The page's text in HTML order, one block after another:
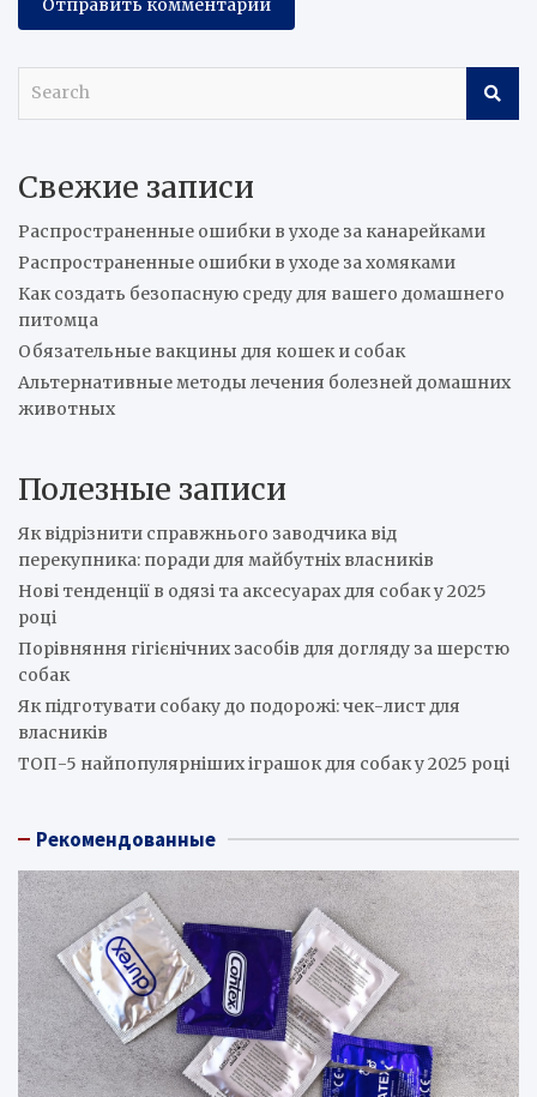
c
Свежие записи
Распространенные ошибки в уходе за канарейками
Распространенные ошибки в уходе за хомяками
Как создать безопасную среду для вашего домашнего
питомца
Обязательные вакцины для кошек и собак
Альтернативные методы лечения болезней домашних
животных
Полезные записи
Як відрізнити справжнього заводчика від
перекупника: поради для майбутніх власників
Нові тенденції в одязі та аксесуарах для собак у 2025
році
Порівняння гігієнічних засобів для догляду за шерстю
собак
Як підготувати собаку до подорожі: чек-лист для
власників
ТОП-5 найпопулярніших іграшок для собак у 2025 році
Рекомендованные